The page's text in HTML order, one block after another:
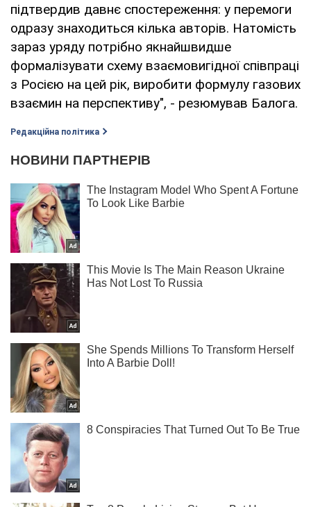
підтвердив давнє спостереження: у перемоги
одразу знаходиться кілька авторів. Натомість
зараз уряду потрібно якнайшвидше
формалізувати схему взаємовигідної співпраці
з Росією на цей рік, виробити формулу газових
взаємин на перспективу", - резюмував Балога.
Редакційна політика